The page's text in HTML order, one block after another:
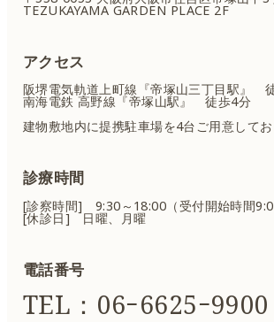
TEZUKAYAMA GARDEN PLACE 2F
アクセス
阪堺電気軌道上町線『帝塚山三丁目駅』
南海電鉄 高野線『帝塚山駅』 徒歩4分
建物敷地内に提携駐車場を4台ご用意してお
診療時間
[診察時間] 9:30～18:00（受付開始時間
[休診日] 日曜、月曜
電話番号
TEL：06ｰ6625ｰ9900